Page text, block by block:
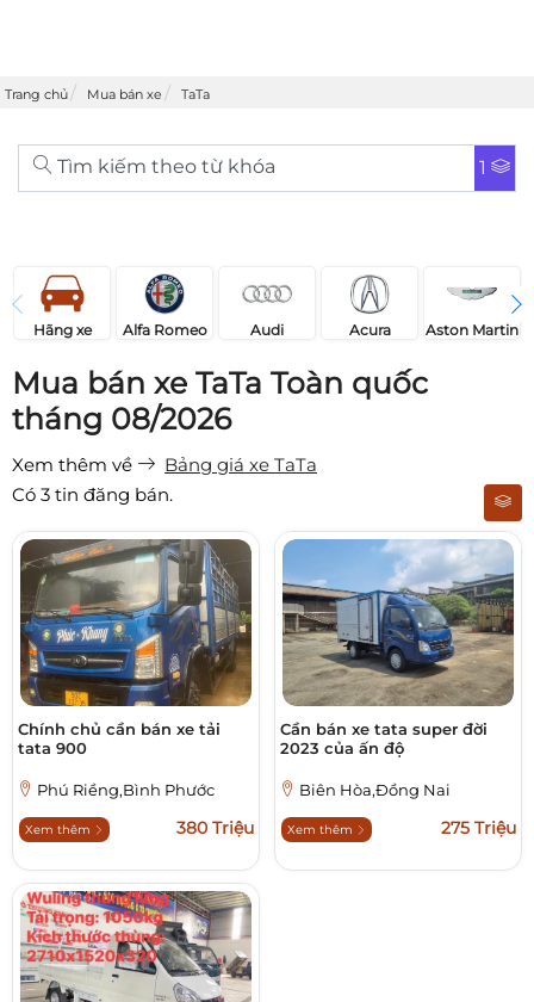
Trang chủ Mua bán xe TaTa
Tìm kiếm theo từ khóa 1
Hãng xe Alfa Romeo Audi Acura Aston Martin
Mua bán xe TaTa Toàn quốc
tháng 08/2026
Xem thêm về
Bảng giá xe TaTa
Có 3 tin đăng bán.
Chính chủ cần bán xe tải
tata 900
Phú Riềng,Bình Phước
Xem thêm 380 Triệu
Cần bán xe tata super đời
2023 của ấn độ
Biên Hòa,Đồng Nai
Xem thêm 275 Triệu